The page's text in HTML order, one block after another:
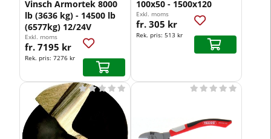
Vinsch Armortek 8000
lb (3636 kg) - 14500 lb
(6577kg) 12/24V
Exkl. moms
fr. 7195 kr
Rek. pris: 7276 kr
100x50 - 1500x120
Exkl. moms
fr. 305 kr
Rek. pris: 513 kr
       